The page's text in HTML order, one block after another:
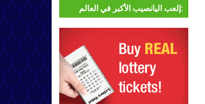
إلعب اليانصيب الأكبر في العالم: